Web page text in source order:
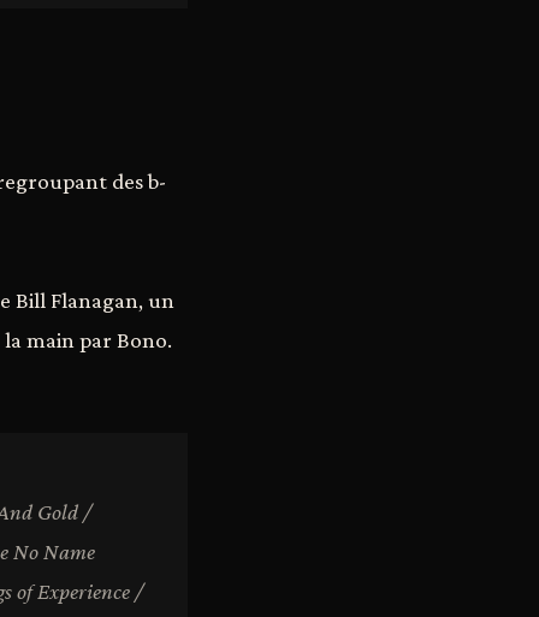
des b-
Bill Flanagan, un
main par Bono.
Gold /
No Name
of Experience /